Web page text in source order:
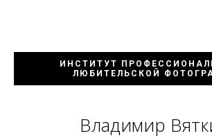
ИНСТИТУТ
ЛЮБИТЕЛЬСКОЙ
Владимир